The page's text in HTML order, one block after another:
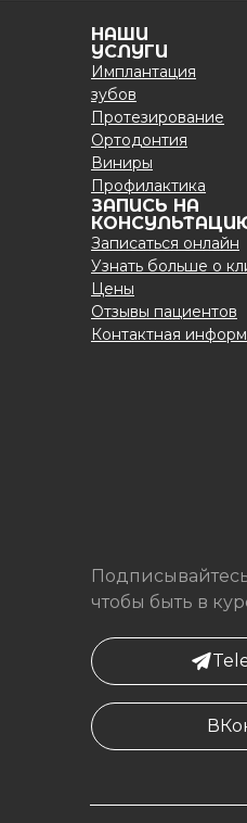
чтобы быть в
НАШИ
УСЛУГИ
Имплантация
зубов
Протезирование
Ортодонтия
Виниры
Профилактика
ЗАПИСЬ НА
Записаться онлайн
Узнать больше о
Цены
Отзывы пациентов
Контактная